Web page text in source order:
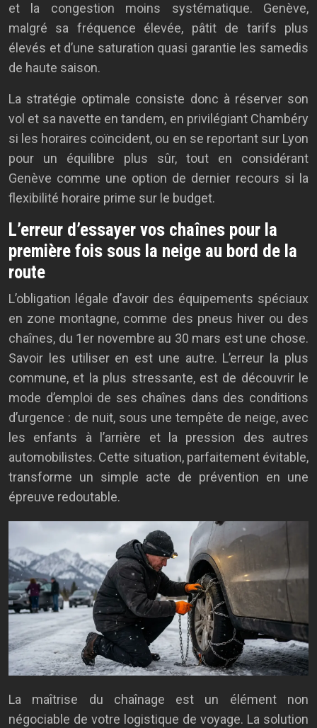
et la congestion moins systématique. Genève,
malgré sa fréquence élevée, pâtit de tarifs plus
élevés et d’une saturation quasi garantie les samedis
de haute saison.
La stratégie optimale consiste donc à réserver son
vol et sa navette en tandem, en privilégiant Chambéry
si les horaires coïncident, ou en se reportant sur Lyon
pour un équilibre plus sûr, tout en considérant
Genève comme une option de dernier recours si la
flexibilité horaire prime sur le budget.
L’erreur d’essayer vos chaînes pour la
première fois sous la neige au bord de la
route
L’obligation légale d’avoir des équipements spéciaux
en zone montagne, comme des pneus hiver ou des
chaînes, du 1er novembre au 30 mars est une chose.
Savoir les utiliser en est une autre. L’erreur la plus
commune, et la plus stressante, est de découvrir le
mode d’emploi de ses chaînes dans des conditions
d’urgence : de nuit, sous une tempête de neige, avec
les enfants à l’arrière et la pression des autres
automobilistes. Cette situation, parfaitement évitable,
transforme un simple acte de prévention en une
épreuve redoutable.
La maîtrise du chaînage est un élément non
négociable de votre logistique de voyage. La solution